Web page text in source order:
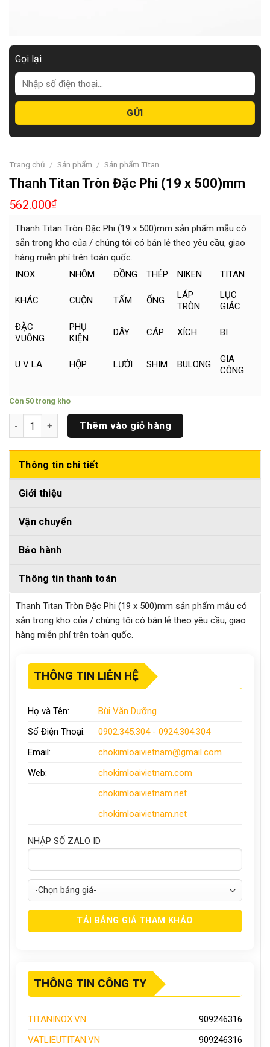
Gọi lại
Trang chủ / Sản phẩm / Sản phẩm Titan
Thanh Titan Tròn Đặc Phi (19 x 500)mm
562.000₫
Thanh Titan Tròn Đặc Phi (19 x 500)mm sản phẩm mẫu có
sẵn trong kho của / chúng tôi có bán lẻ theo yêu cầu, giao
hàng miễn phí trên toàn quốc.
INOX
NHÔM ĐỒNG THÉP NIKEN TITAN
KHÁC CUỘN TẤM ỐNG
LÁP
TRÒN
LỤC
GIÁC
ĐẶC
VUÔNG
PHỤ
KIỆN
DÂY CÁP XÍCH BI
U V LA HỘP LƯỚI SHIM BULONG
GIA
CÔNG
Còn 50 trong kho
Thanh Titan Tròn Đặc Phi (19 x 500)mm số lượng
Thêm vào giỏ hàng
Thông tin chi tiết
Giới thiệu
Vận chuyển
Bảo hành
Thông tin thanh toán
Thanh Titan Tròn Đặc Phi (19 x 500)mm sản phẩm mẫu có
sẵn trong kho của / chúng tôi có bán lẻ theo yêu cầu, giao
hàng miễn phí trên toàn quốc.
THÔNG TIN LIÊN HỆ
Họ và Tên:
Bùi Văn Dưỡng
Số Điện Thoại:
0902.345.304 - 0924.304.304
Email:
chokimloaivietnam@gmail.com
Web:
chokimloaivietnam.com
chokimloaivietnam.net
chokimloaivietnam.net
NHẬP SỐ ZALO ID
THÔNG TIN CÔNG TY
TITANINOX.VN
909246316
VATLIEUTITAN.VN
909246316